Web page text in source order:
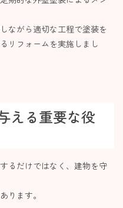
ながら適切な工程で塗装を
リフォームを実施しまし
える重要な役
るだけではなく、建物を守
ります。